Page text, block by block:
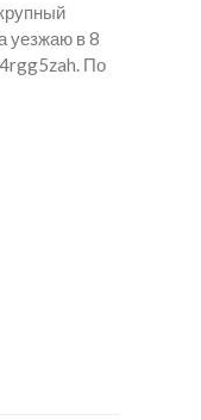
уезжаю в 8
По